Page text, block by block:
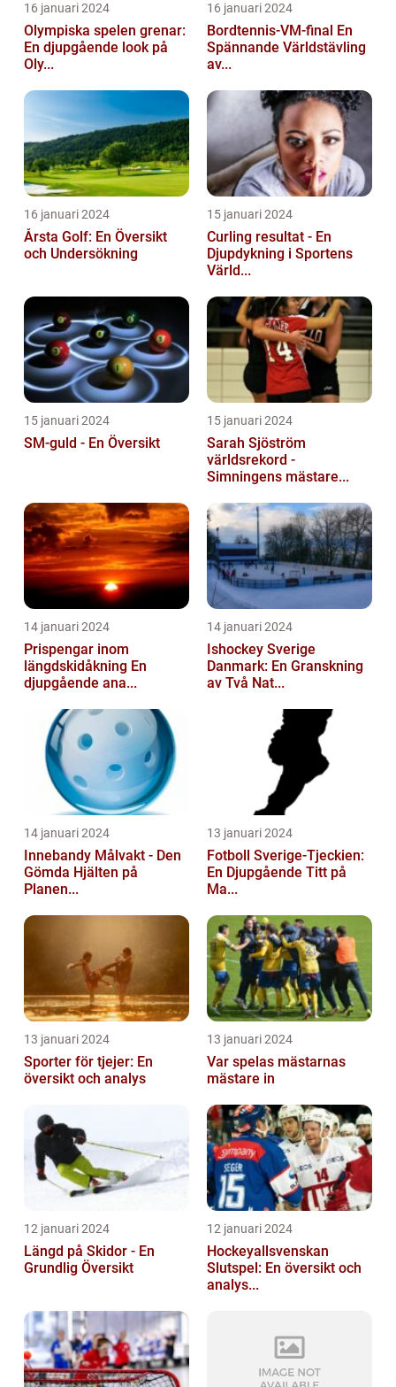
16 januari 2024
Olympiska spelen grenar:
En djupgående look på
Oly...
16 januari 2024
Bordtennis-VM-final En
Spännande Världstävling
av...
16 januari 2024
Årsta Golf: En Översikt
och Undersökning
15 januari 2024
Curling resultat - En
Djupdykning i Sportens
Värld...
15 januari 2024
SM-guld - En Översikt
15 januari 2024
Sarah Sjöström
världsrekord -
Simningens mästare...
14 januari 2024
Prispengar inom
längdskidåkning En
djupgående ana...
14 januari 2024
Ishockey Sverige
Danmark: En Granskning
av Två Nat...
14 januari 2024
Innebandy Målvakt - Den
Gömda Hjälten på
Planen...
13 januari 2024
Fotboll Sverige-Tjeckien:
En Djupgående Titt på
Ma...
13 januari 2024
Sporter för tjejer: En
översikt och analys
13 januari 2024
Var spelas mästarnas
mästare in
12 januari 2024
Längd på Skidor - En
Grundlig Översikt
12 januari 2024
Hockeyallsvenskan
Slutspel: En översikt och
analys...